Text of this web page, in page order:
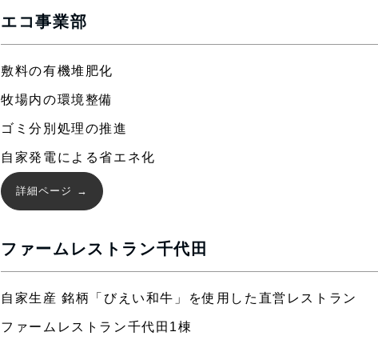
エコ事業部
敷料の有機堆肥化
牧場内の環境整備
ゴミ分別処理の推進
自家発電による省エネ化
詳細ページ
ファームレストラン千代田
自家生産 銘柄「びえい和牛」を使用した直営レストラン
ファームレストラン千代田1棟